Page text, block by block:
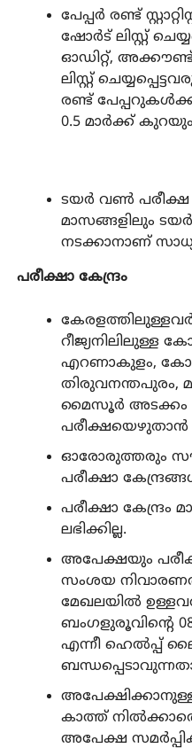
പേപ്പർ രണ്ട്
ഷോർട് ലിസ്റ്റ്
ഓഡിറ്റ്,
ലിസ്റ്റ്
രണ്ട്
0.5 മാർക്ക്
ടയർ വൺ
മാസങ്ങളിലും
നടക്കാനാണ്
പരീക്ഷാ കേന്ദ്രം
റീജ്യനിലിലുള്ള
എറണാകുളം,
തിരുവനന്തപുരം,
മൈസൂർ അടക്കം
പരീക്ഷയെഴുതാൻ
ഓരോരുത്തരും
പരീക്ഷാ
പരീക്ഷാ കേന്ദ്രം
ലഭിക്കില്ല.
അപേക്ഷയും
സംശയ
മേഖലയിൽ
ബംഗളുരൂവിന്റെ 080
എന്നീ ഹെൽപ്പ്
കാത്ത്
അപേക്ഷ